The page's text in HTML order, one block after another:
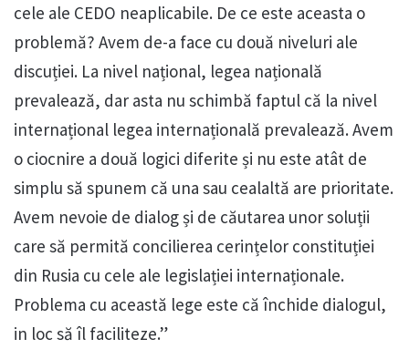
cele ale CEDO neaplicabile. De ce este aceasta o
problemă? Avem de-a face cu două niveluri ale
discuției. La nivel național, legea națională
prevalează, dar asta nu schimbă faptul că la nivel
internațional legea internațională prevalează. Avem
o ciocnire a două logici diferite și nu este atât de
simplu să spunem că una sau cealaltă are prioritate.
Avem nevoie de dialog și de căutarea unor soluții
care să permită concilierea cerințelor constituției
din Rusia cu cele ale legislației internaționale.
Problema cu această lege este că închide dialogul,
in loc să îl faciliteze.”